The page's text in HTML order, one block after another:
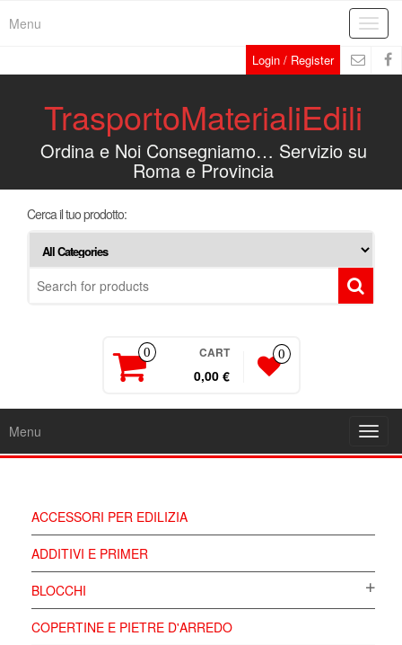
Menu
Login / Register
TrasportoMaterialiEdili
Ordina e Noi Consegniamo… Servizio su
Roma e Provincia
Cerca il tuo prodotto:
0 CART
0,00 €
0
Menu
ACCESSORI PER EDILIZIA
ADDITIVI E PRIMER
BLOCCHI
COPERTINE E PIETRE D'ARREDO